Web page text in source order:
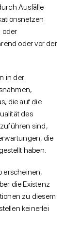
Ausfälle
oder
oder vor der
in der
die auf die
des
sind,
die
haben.
erscheinen,
die Existenz
zu diesem
keinerlei